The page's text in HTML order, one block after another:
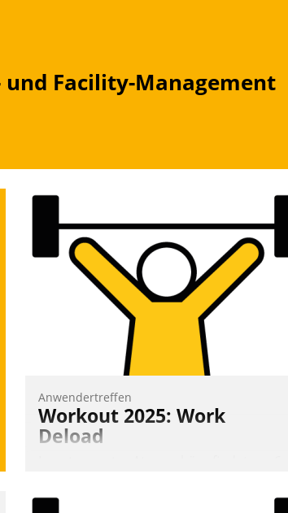
Facility-Management
Anwendertreffen
Workout 2025: Work
Deload
Kunden- und Partnerkreis statt. Zentrale